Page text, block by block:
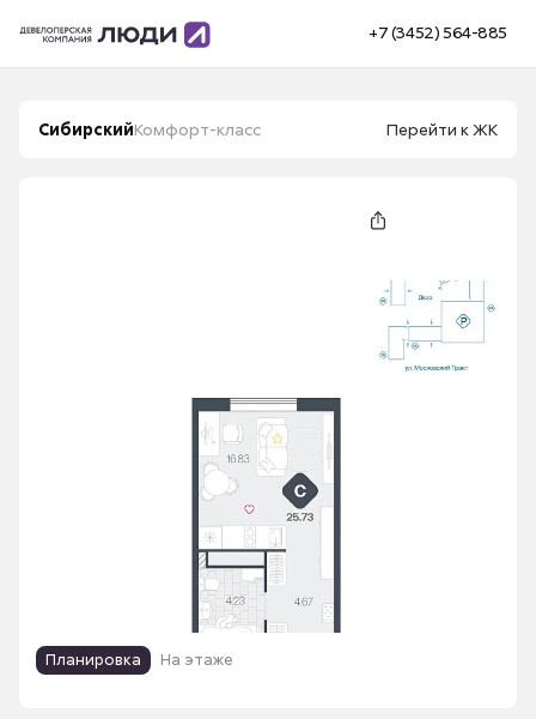
+7 (3452) 564-885
Планировка На этаже
СибирскийКомфорт-класс Перейти к ЖК